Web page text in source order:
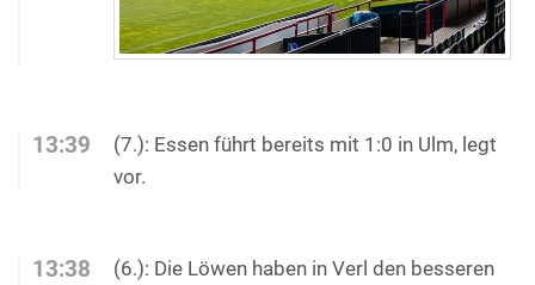
13:39
(7.): Essen führt bereits mit 1:0 in Ulm, legt
vor.
13:38
(6.): Die Löwen haben in Verl den besseren